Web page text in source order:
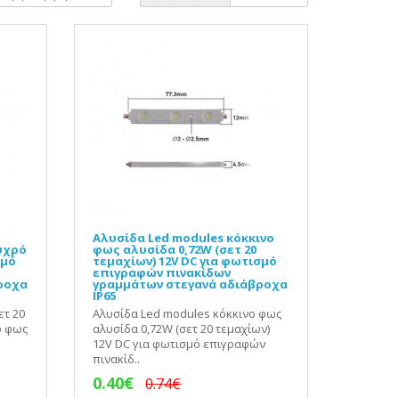
20
φως
Αλυσίδα Led modules κόκκινο
φως αλυσίδα 0,72W (σετ 20
τεμαχίων) 12V DC για φωτισμό
επιγραφών πινακίδων
γραμμάτων στεγανά αδιάβροχα
IP65
Αλυσίδα Led modules κόκκινο φως
αλυσίδα 0,72W (σετ 20 τεμαχίων)
12V DC για φωτισμό επιγραφών
πινακίδ..
0.40€ 0.74€